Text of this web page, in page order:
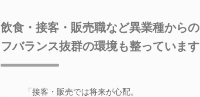
飲食・接客・販売職など異業種から
フバランス抜群の環境も整っています
「接客・販売では将来が心配。